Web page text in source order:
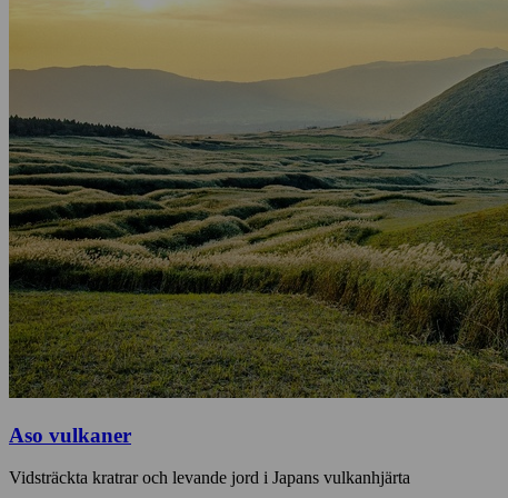
Aso vulkaner
Vidsträckta kratrar och levande jord i Japans vulkanhjärta